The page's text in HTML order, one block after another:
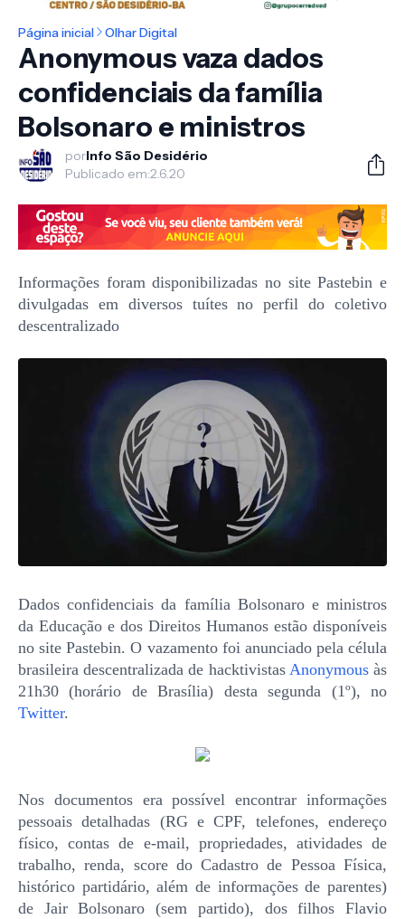
Página inicial Olhar Digital
Anonymous vaza dados
confidenciais da família
Bolsonaro e ministros
porInfo São Desidério
Publicado em:2.6.20
Informações foram disponibilizadas no site Pastebin e
divulgadas em diversos tuítes no perfil do coletivo
descentralizado
Dados confidenciais da família Bolsonaro e ministros
da Educação e dos Direitos Humanos estão disponíveis
no site Pastebin. O vazamento foi anunciado pela célula
brasileira descentralizada de hacktivistas Anonymousàs
21h30 (horário de Brasília) desta segunda (1º), no
Twitter.
Nos documentos era possível encontrar informações
pessoais detalhadas (RG e CPF, telefones, endereço
físico, contas de e-mail, propriedades, atividades de
trabalho, renda, score do Cadastro de Pessoa Física,
histórico partidário, além de informações de parentes)
de Jair Bolsonaro (sem partido), dos filhos Flavio